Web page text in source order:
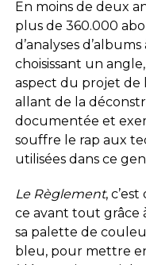
En moins de deux
plus de 360.000
d’analyses
choisissant un
aspect du projet de
allant de la
documentée et
souffre le rap aux
utilisées dans ce
Le Règlement,
ce avant tout grâce
sa palette de
bleu, pour mettre